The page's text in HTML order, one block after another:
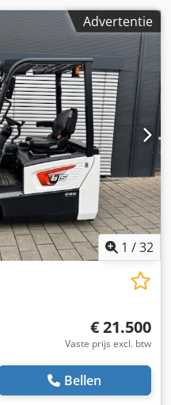
Advertentie
1 /32
€ 21.500
Vaste prijs excl. btw
Bellen